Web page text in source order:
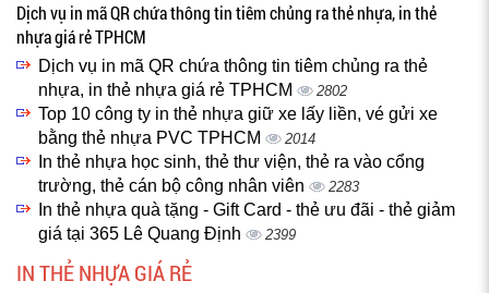
Dịch vụ in mã QR chứa thông tin tiêm chủng ra thẻ nhựa, in thẻ
nhựa giá rẻ TPHCM
Dịch vụ in mã QR chứa thông tin tiêm chủng ra thẻ
nhựa, in thẻ nhựa giá rẻ TPHCM
2802
Top 10 công ty in thẻ nhựa giữ xe lấy liền, vé gửi xe
bằng thẻ nhựa PVC TPHCM
2014
In thẻ nhựa học sinh, thẻ thư viện, thẻ ra vào cổng
trường, thẻ cán bộ công nhân viên
2283
In thẻ nhựa quà tặng - Gift Card - thẻ ưu đãi - thẻ giảm
giá tại 365 Lê Quang Định
2399
IN THẺ NHỰA GIÁ RẺ